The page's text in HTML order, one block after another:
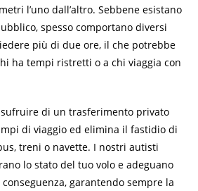
l’uno dall’altro. Sebbene esistano
spesso comportano diversi
più di due ore, il che potrebbe
ha tempi ristretti o a chi viaggia con
di un trasferimento privato
di viaggio ed elimina il fastidio di
treni o navette. I nostri autisti
lo stato del tuo volo e adeguano
garantendo sempre la